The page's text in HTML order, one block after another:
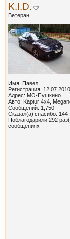
K.I.D.
Ветеран
Имя: Павел
Регистрация: 12.07.2010
Адрес: МО-Пушкино
Авто: Kaptur 4х4,
Сообщений: 1,750
Сказал(а) спасибо: 144
Поблагодарили 292
сообщениях